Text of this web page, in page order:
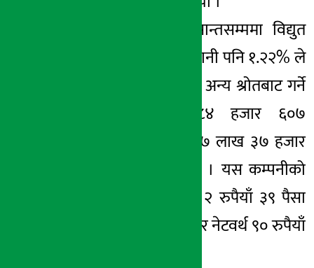
कम्पनीले चैत मसान्तसम्ममा विद्युत
बिक्रीबाट हुने आम्दानी पनि १.२२% ले
बढाएको छ । यस्तै अन्य श्रोतबाट गर्ने
आम्दानी पनि ८४ हजार ६०७
रुपैयाँबाट बढाएर ७ लाख ३७ हजार
रुपैयाँ पुर्याएको छ । यस कम्पनीको
प्रतिसेयर आम्दानी २ रुपैयाँ ३९ पैसा
(वार्षिक) र प्रतिसेयर नेटवर्थ ९० रुपैयाँ